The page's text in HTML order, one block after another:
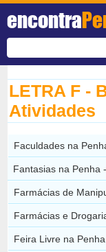
encontra
LETRA F -
Atividades
Faculdades na
Fantasias na Penha
Farmácias de
Farmácias e
Feira Livre na